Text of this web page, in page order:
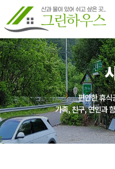
편안한 휴식
가족, 친구, 연인과